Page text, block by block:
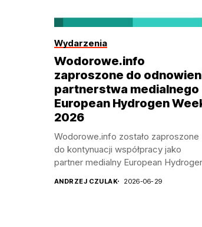
Wydarzenia
Wodorowe.info
zaproszone do
partnerstwa medialnego
European Hydrogen
2026
Wodorowe.info zostało zaproszone
do kontynuacji współpracy jako
partner medialny European
ANDRZEJ CZULAK 2026-06-29